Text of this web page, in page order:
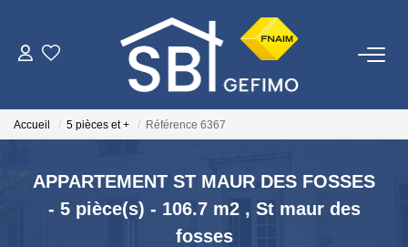
ACHETER
ESTIMER
Accueil 5 pièces et + Référence 6367
APPARTEMENT ST MAUR DES FOSSES
- 5 pièce(s) - 106.7 m2 , St maur des
fosses